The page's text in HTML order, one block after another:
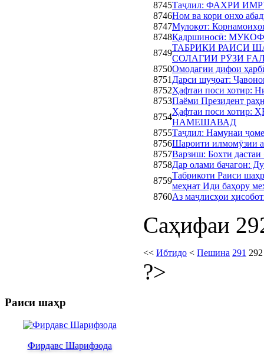
8745Таҷлил: ФАХРИ
8746Ном ва кори онхо
8747Мулоқот:
8748Қадршиносӣ:
8749
ТАБРИКИ РАИСИ
СОЛАГИИ РӮЗИ
8750Омодагии дифои
8751 Дарси шуҷоат:
8752Ҳафтаи поси хотир:
8753Паёми Президент
8754
Ҳафтаи поси
НАМЕШАВАД
8755Таҷлил: Намунаи
8756Шароити илмомӯзии
8757Варзиш: Бохти
8758Дар олами бачагон:
8759
Табрикоти Раиси
меҳнат Иди баҳору
8760Аз маҷлисҳои
Саҳифаи
<< Ибтидо < Пешина 291 292
?>
Раиси шаҳр
Фирдавс Шарифзода